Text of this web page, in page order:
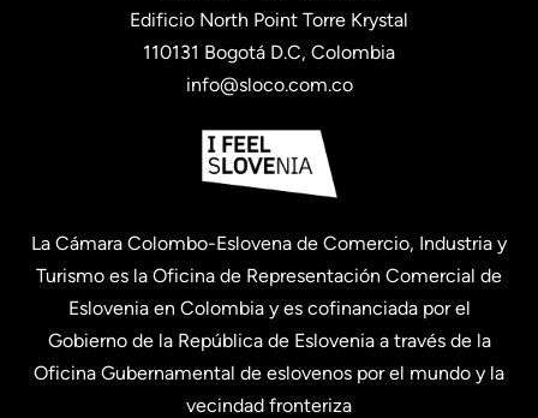
Edificio North Point Torre Krystal
110131 Bogotá D.C, Colombia
info@sloco.com.co
La Cámara Colombo-Eslovena de Comercio, Industria y
Turismo es la Oficina de Representación Comercial de
Eslovenia en Colombia y es cofinanciada por el
Gobierno de la República de Eslovenia a través de la
Oficina Gubernamental de eslovenos por el mundo y la
vecindad fronteriza